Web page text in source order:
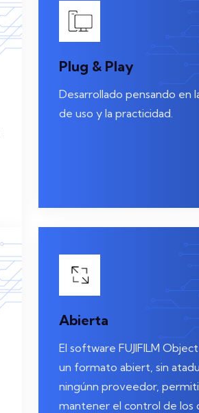
Plug & Play
Desarrollado pensando en
de uso y la practicidad.
Abierta
El software FUJIFILM
un formato abiert, sin
ningúnn proveedor,
mantener el control de los